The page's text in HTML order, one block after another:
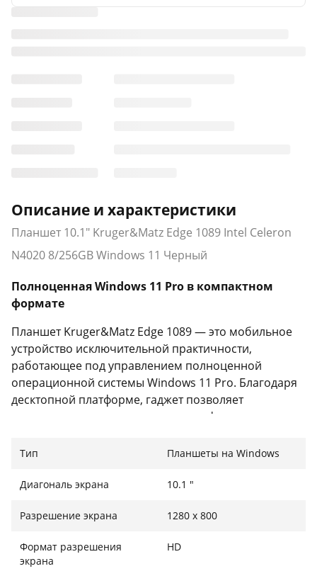
Описание и характеристики
Планшет 10.1" Kruger&Matz Edge 1089 Intel Celeron
N4020 8/256GB Windows 11 Черный
Полноценная Windows 11 Pro в компактном
формате
Планшет Kruger&Matz Edge 1089 — это мобильное
устройство исключительной практичности,
работающее под управлением полноценной
операционной системы Windows 11 Pro. Благодаря
десктопной платформе, гаджет позволяет
использовать привычные версии офисных
корпоративные приложения. Это делает его
задач, ведения бизнеса, учебы или просмотра
стационарному рабочему месту.
Надежная производительность и скоростная
память
Тип Планшеты на Windows
Диагональ экрана 10.1 "
Разрешение экрана 1280 x 800
Формат разрешения
экрана
HD